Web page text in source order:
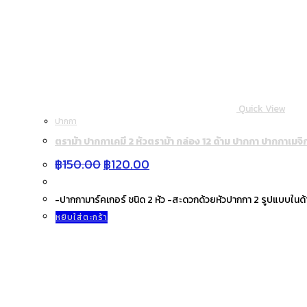
Quick View
ปากกา
ตราม้า ปากกาเคมี 2 หัวตราม้า กล่อง 12 ด้าม ปากกา ปากกาเ
฿150.00Original
price
฿150.00.
฿120.00
price
฿120.00.
-ปากกามาร์คเกอร์ ชนิด 2 หัว -สะดวกด้วยหัวปากกา 2 รูปแบบใน
หยิบใส่ตะกร้า